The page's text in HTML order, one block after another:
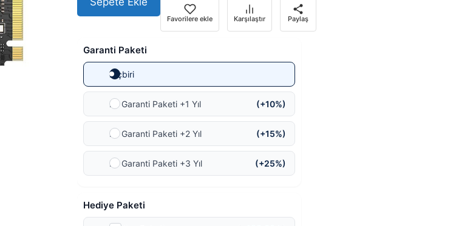
Favorilere ekle Karşılaştır Paylaş
Garanti Paketi
Hiçbiri
Ek Garanti Paketi +1 Yıl (+10%)
Ek Garanti Paketi +2 Yıl (+15%)
Ek Garanti Paketi +3 Yıl (+25%)
Hediye Paketi